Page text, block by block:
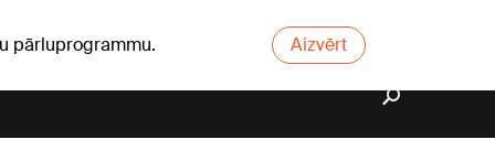
pārluprogrammu. Aizvērt